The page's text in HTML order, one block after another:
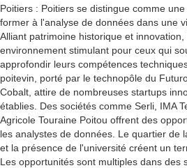
Poitiers : Poitiers se distingue comme
former à l'analyse de données dans une
Alliant patrimoine historique et innovation,
environnement stimulant pour ceux qui
approfondir leurs compétences
poitevin, porté par le technopôle du
Cobalt, attire de nombreuses startups
établies. Des sociétés comme Serli, IMA
Agricole Touraine Poitou offrent des
les analystes de données. Le quartier de
et la présence de l'université créent un
Les opportunités sont multiples dans des